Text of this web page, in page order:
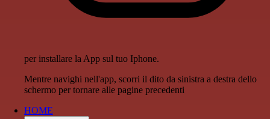
per installare la App sul tuo Iphone.
Mentre navighi nell'app, scorri il dito da sinistra a destra dello
schermo per tornare alle pagine precedenti
HOME